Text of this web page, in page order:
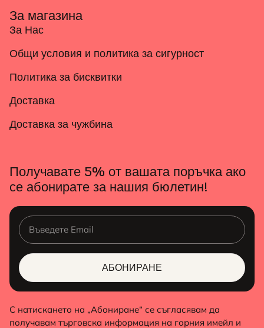
За магазина
За Нас
Общи условия и политика за сигурност
Политика за бисквитки
Доставка
Доставка за чужбина
Получавате 5% от вашата поръчка ако
се абонирате за нашия бюлетин!
АБОНИРАНЕ
ALTERNATIVE:
С натискането на „Абониране“ се съгласявам да
получавам търговска информация на горния имейл и